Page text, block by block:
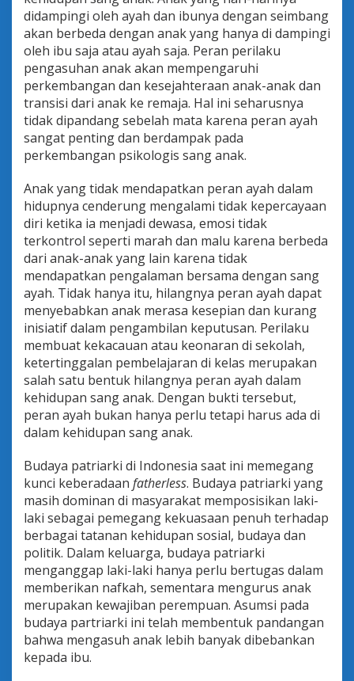
didampingi oleh ayah dan ibunya dengan seimbang
akan berbeda dengan anak yang hanya di dampingi
oleh ibu saja atau ayah saja. Peran perilaku
pengasuhan anak akan mempengaruhi
perkembangan dan kesejahteraan anak-anak dan
transisi dari anak ke remaja. Hal ini seharusnya
tidak dipandang sebelah mata karena peran ayah
sangat penting dan berdampak pada
perkembangan psikologis sang anak.
Anak yang tidak mendapatkan peran ayah dalam
hidupnya cenderung mengalami tidak kepercayaan
diri ketika ia menjadi dewasa, emosi tidak
terkontrol seperti marah dan malu karena berbeda
dari anak-anak yang lain karena tidak
mendapatkan pengalaman bersama dengan sang
ayah. Tidak hanya itu, hilangnya peran ayah dapat
menyebabkan anak merasa kesepian dan kurang
inisiatif dalam pengambilan keputusan. Perilaku
membuat kekacauan atau keonaran di sekolah,
ketertinggalan pembelajaran di kelas merupakan
salah satu bentuk hilangnya peran ayah dalam
kehidupan sang anak. Dengan bukti tersebut,
peran ayah bukan hanya perlu tetapi harus ada di
dalam kehidupan sang anak.
Budaya patriarki di Indonesia saat ini memegang
kunci keberadaan fatherless. Budaya patriarki yang
masih dominan di masyarakat memposisikan laki-
laki sebagai pemegang kekuasaan penuh terhadap
berbagai tatanan kehidupan sosial, budaya dan
politik. Dalam keluarga, budaya patriarki
menganggap laki-laki hanya perlu bertugas dalam
memberikan nafkah, sementara mengurus anak
merupakan kewajiban perempuan. Asumsi pada
budaya partriarki ini telah membentuk pandangan
bahwa mengasuh anak lebih banyak dibebankan
kepada ibu.